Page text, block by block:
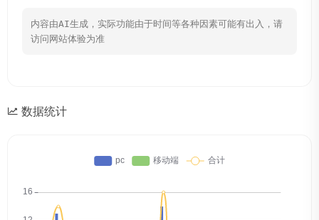
内容由AI生成，实际功能由于时间等各种因素可能有出入，请
访问网站体验为准
数据统计